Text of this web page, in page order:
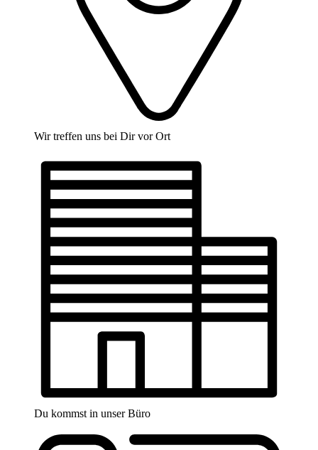
Wir treffen uns bei Dir vor Ort
Du kommst in unser Büro